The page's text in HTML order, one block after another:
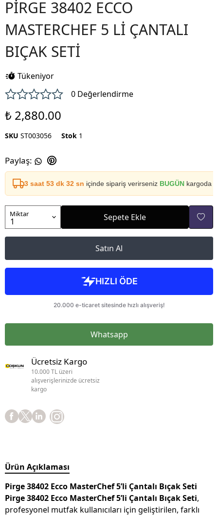
PİRGE 38402 ECCO
MASTERCHEF 5 Lİ ÇANTALI
BIÇAK SETİ
Tükeniyor
0 Değerlendirme
₺ 2,880.00
SKU ST003056 Stok 1
Paylaş:
3 saat 53 dk 31 sn içinde sipariş verirseniz BUGÜN kargoda
Miktar Sepete Ekle
Satın Al
Whatsapp
Ücretsiz Kargo
10.000 TL üzeri
alışverişlerinizde ücretsiz
kargo
Ürün Açıklaması
Pirge 38402 Ecco MasterChef 5’li Çantalı Bıçak Seti
Pirge 38402 Ecco MasterChef 5’li Çantalı Bıçak Seti,
profesyonel mutfak kullanıcıları için geliştirilen, farklı